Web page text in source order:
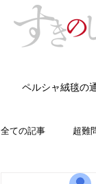
ペルシャ絨毯の
全ての記事 超難